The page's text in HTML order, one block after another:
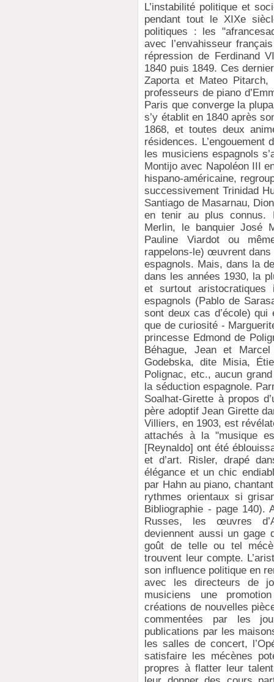
L’instabilité politique et
pendant tout le XIXe
politiques : les
avec l’envahisseur
répression de Ferdinand
1840 puis 1849. Ces
Zaporta et Mateo
professeurs de piano
Paris que converge la
s’y établit en 1840 après
1868, et toutes deux
résidences.
les musiciens espagnols
Montijo avec Napoléon III
hispano-américaine,
successivement Trinidad
Santiago de Masarnau,
en tenir au plus connus.
Merlin, le banquier José
Pauline Viardot ou
rappelons-le) œuvrent
espagnols. Mais, dans la
dans les années 1930, la
et surtout
espagnols (Pablo de
sont deux cas d’école)
que de curiosité -
princesse Edmond de
Béhague, Jean et
Godebska, dite Misia,
Polignac, etc., aucun
la séduction espagnole.
Soalhat-Girette à propos
père adoptif Jean Girette
Villiers, en 1903, est
attachés à la "musique
[Reynaldo] ont été
et d’art. Risler, drapé
élégance et un chic
par Hahn au piano,
rythmes orientaux si
Bibliographie - page 140).
Russes, les œuvres
deviennent aussi un gage
goût de telle ou tel
trouvent leur compte.
son influence politique en
avec les directeurs de
musiciens une
créations de nouvelles
commentées par les
publications par les
les salles de concert,
satisfaire les mécènes
propres à flatter leur